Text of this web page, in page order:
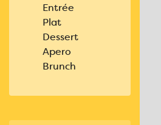
Entrée
Plat
Dessert
Apero
Brunch